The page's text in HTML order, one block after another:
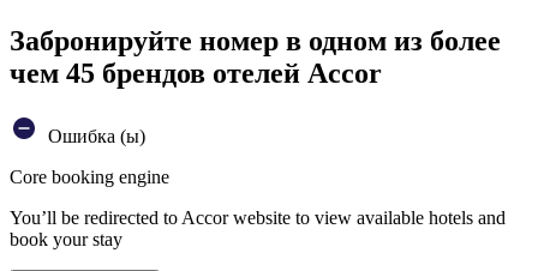
Забронируйте номер в одном из более
чем 45 брендов отелей Accor
Ошибка (ы)
Core booking engine
You’ll be redirected to Accor website to view available hotels and
book your stay